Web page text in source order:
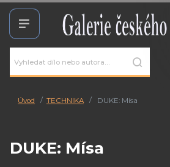
Úvod TECHNIKA DUKE: Mísa
DUKE: Mísa